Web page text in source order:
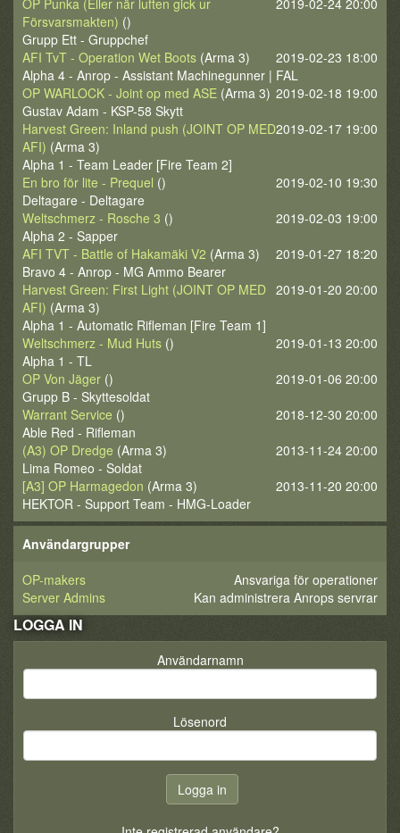
2019-02-24 20:00
OP Punka (Eller när luften gick ur
Försvarsmakten) ()
Grupp Ett - Gruppchef
2019-02-23 18:00
AFI TvT - Operation Wet Boots (Arma 3)
Alpha 4 - Anrop - Assistant Machinegunner | FAL
2019-02-18 19:00
OP WARLOCK - Joint op med ASE (Arma 3)
Gustav Adam - KSP-58 Skytt
2019-02-17 19:00
Harvest Green: Inland push (JOINT OP MED
AFI) (Arma 3)
Alpha 1 - Team Leader [Fire Team 2]
2019-02-10 19:30
En bro för lite - Prequel ()
Deltagare - Deltagare
2019-02-03 19:00
Weltschmerz - Rosche 3 ()
Alpha 2 - Sapper
2019-01-27 18:20
AFI TVT - Battle of Hakamäki V2 (Arma 3)
Bravo 4 - Anrop - MG Ammo Bearer
2019-01-20 20:00
Harvest Green: First Light (JOINT OP MED
AFI) (Arma 3)
Alpha 1 - Automatic Rifleman [Fire Team 1]
2019-01-13 20:00
Weltschmerz - Mud Huts ()
Alpha 1 - TL
2019-01-06 20:00
OP Von Jäger ()
Grupp B - Skyttesoldat
2018-12-30 20:00
Warrant Service ()
Able Red - Rifleman
2013-11-24 20:00
(A3) OP Dredge (Arma 3)
Lima Romeo - Soldat
2013-11-20 20:00
[A3] OP Harmagedon (Arma 3)
HEKTOR - Support Team - HMG-Loader
Användargrupper
OP-makers
Ansvariga för operationer
Server Admins
Kan administrera Anrops servrar
LOGGA IN
Användarnamn
Lösenord